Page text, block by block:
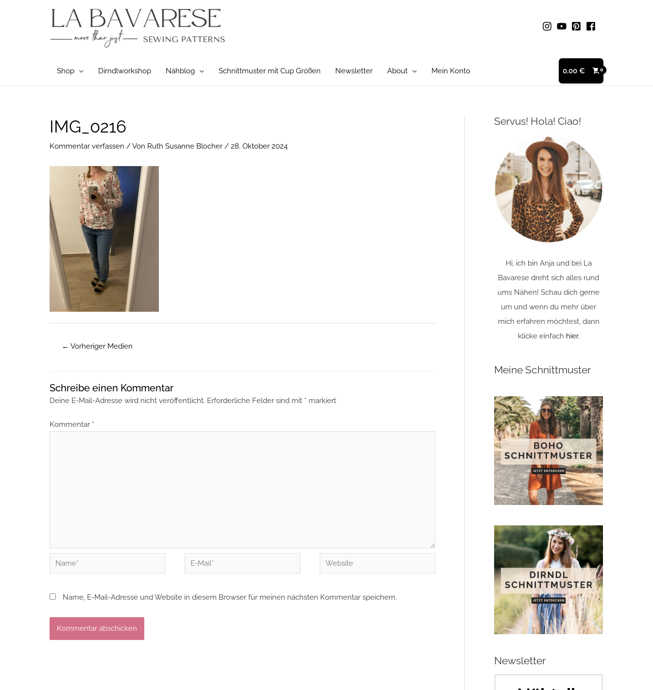
Shop Dirndlworkshop Nähblog Schnittmuster mit Cup Größen Newsletter About Mein Konto 0,00 €
IMG_0216
Kommentar verfassen / Von Ruth Susanne Blocher / 28. Oktober 2024
Post
navigation
← Vorheriger Medien
Schreibe einen Kommentar
Deine E-Mail-Adresse wird nicht veröffentlicht. Erforderliche Felder sind mit * markiert
Kommentar *
Name*
E-
Mail*
Website
Name, E-Mail-Adresse und Website in diesem Browser für meinen nächsten Kommentar speichern.
Servus! Hola! Ciao!
Hi, ich bin Anja und bei La
Bavarese dreht sich alles rund
ums Nähen! Schau dich gerne
um und wenn du mehr über
mich erfahren möchtest, dann
klicke einfach hier.
Meine Schnittmuster
Newsletter